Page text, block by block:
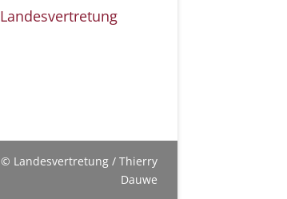
© Landesvertretung / Thierry
Dauwe